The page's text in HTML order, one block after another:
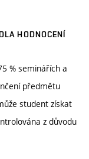
HODNOCENÍ
% seminářích a
předmětu
student získat
z důvodu